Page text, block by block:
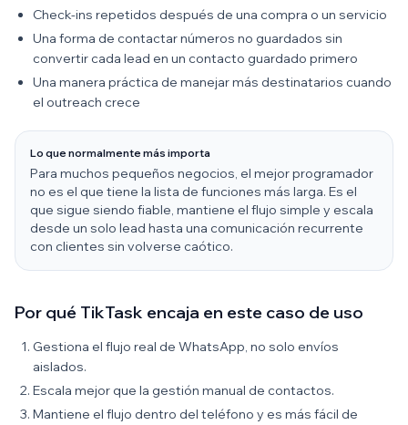
Check-ins repetidos después de una compra o un servicio
Una forma de contactar números no guardados sin
convertir cada lead en un contacto guardado primero
Una manera práctica de manejar más destinatarios cuando
el outreach crece
Lo que normalmente más importa
Para muchos pequeños negocios, el mejor programador
no es el que tiene la lista de funciones más larga. Es el
que sigue siendo fiable, mantiene el flujo simple y escala
desde un solo lead hasta una comunicación recurrente
con clientes sin volverse caótico.
Por qué TikTask encaja en este caso de uso
Gestiona el flujo real de WhatsApp, no solo envíos
aislados.
Escala mejor que la gestión manual de contactos.
Mantiene el flujo dentro del teléfono y es más fácil de